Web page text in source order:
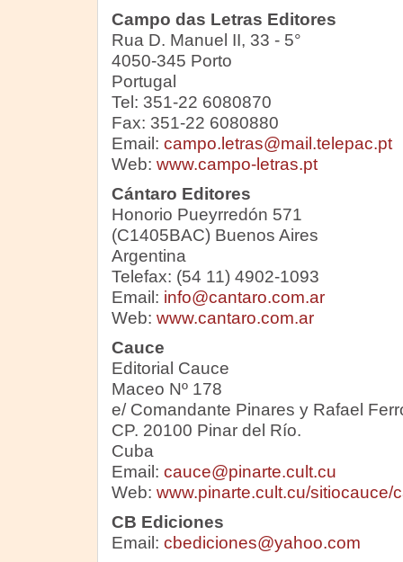
Campo das Letras Editores
Rua D. Manuel II, 33 - 5°
4050-345 Porto
Portugal
Tel: 351-22 6080870
Fax: 351-22 6080880
Email: campo.letras@mail.telepac.pt
Web: www.campo-letras.pt
Cántaro Editores
Honorio Pueyrredón 571
(C1405BAC) Buenos Aires
Argentina
Telefax: (54 11) 4902-1093
Email: info@cantaro.com.ar
Web: www.cantaro.com.ar
Cauce
Editorial Cauce
Maceo Nº 178
e/ Comandante Pinares y Rafael
CP. 20100 Pinar del Río.
Cuba
Email: cauce@pinarte.cult.cu
Web: www.pinarte.cult.cu/sitiocauce/
CB Ediciones
Email: cbediciones@yahoo.com